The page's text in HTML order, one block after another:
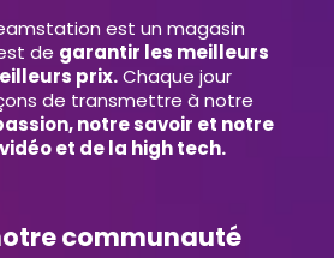
est un magasin
de garantir les meilleurs
prix.Chaque jour
de transmettre à notre
notre savoir et notre
et de la high tech.
communauté